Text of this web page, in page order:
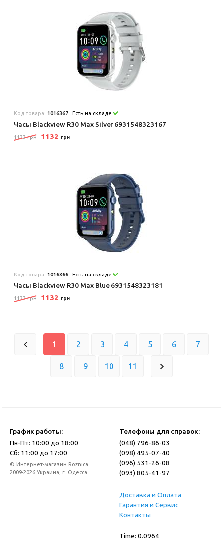
Код товара: 1016367 Есть на складе
Часы Blackview R30 Max Silver 6931548323167
1133 грн 1132 грн
Код товара: 1016366 Есть на складе
Часы Blackview R30 Max Blue 6931548323181
1133 грн 1132 грн
1 2 3 4 5 6 7
8 9 10 11
График работы:
Пн-Пт: 10:00 до 18:00
Сб: 11:00 до 17:00
© Интернет-магазин Roznica
2009-2026 Украина, г. Одесса
Телефоны для справок:
(048) 796-86-03
(098) 495-07-40
(096) 531-26-08
(093) 805-41-97
Доставка и Оплата
Гарантия и Сервис
Контакты
Time: 0.0964